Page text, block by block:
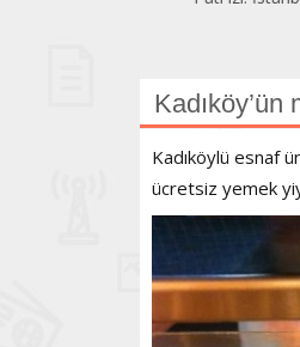
Kadıköylü esnaf
ücretsiz yemek